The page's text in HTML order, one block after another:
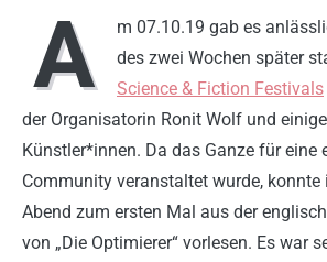
A
m 07.10.19 gab es
des zwei Wochen später
Science & Fiction Festivals
der Organisatorin Ronit Wolf und
Künstler*innen. Da das Ganze für eine
Community veranstaltet wurde, konnte
Abend zum ersten Mal aus der
von „Die Optimierer“ vorlesen. Es war